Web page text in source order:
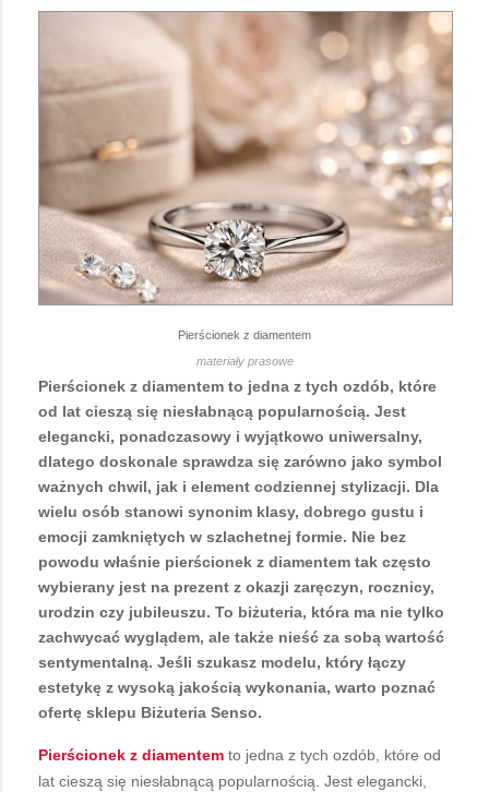
Pierścionek z diamentem
materiały prasowe
Pierścionek z diamentem to jedna z tych ozdób, które
od lat cieszą się niesłabnącą popularnością. Jest
elegancki, ponadczasowy i wyjątkowo uniwersalny,
dlatego doskonale sprawdza się zarówno jako symbol
ważnych chwil, jak i element codziennej stylizacji. Dla
wielu osób stanowi synonim klasy, dobrego gustu i
emocji zamkniętych w szlachetnej formie. Nie bez
powodu właśnie pierścionek z diamentem tak często
wybierany jest na prezent z okazji zaręczyn, rocznicy,
urodzin czy jubileuszu. To biżuteria, która ma nie tylko
zachwycać wyglądem, ale także nieść za sobą wartość
sentymentalną. Jeśli szukasz modelu, który łączy
estetykę z wysoką jakością wykonania, warto poznać
ofertę sklepu Biżuteria Senso.
Pierścionek z diamentem to jedna z tych ozdób, które od
lat cieszą się niesłabnącą popularnością. Jest elegancki,